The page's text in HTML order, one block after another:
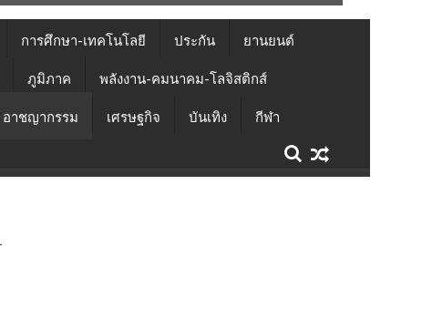
การศึกษา-เทคโนโลยี ประกัน ยานยนต์
ภูมิภาค พลังงาน-คมนาคม-โลจิสติกส์
อาชญากรรม เศรษฐกิจ บันเทิง กีฬา